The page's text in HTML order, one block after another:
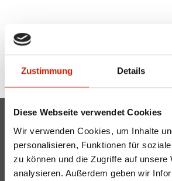
Zustimmung Details
Diese Webseite verwendet Cookies
Wir verwenden Cookies, um Inhalte
personalisieren, Funktionen für
zu können und die Zugriffe auf unsere
analysieren. Außerdem geben wir
Mutterkuh Schweiz
Gass 10
Postfach
5242 Lupfig
+41